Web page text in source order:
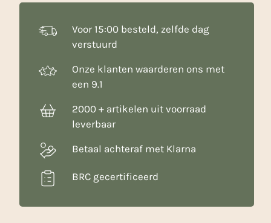
aantal
Voor 15:00 besteld, zelfde dag
verstuurd
Onze klanten waarderen ons met
een 9.1
2000 + artikelen uit voorraad
leverbaar
Betaal achteraf met Klarna
BRC gecertificeerd